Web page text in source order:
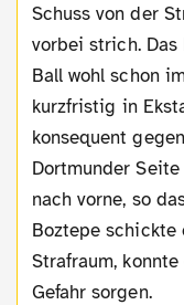
Schuss von der
vorbei strich.
Ball wohl schon
kurzfristig in
konsequent
Dortmunder
nach vorne, so
Boztepe schickte
Strafraum,
Gefahr sorgen.